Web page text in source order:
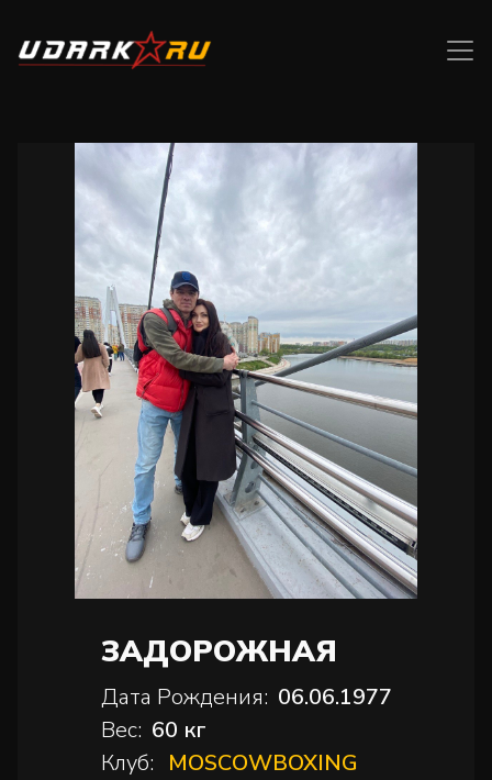
ЗАДОРОЖНАЯ
Дата Рождения: 06.06.1977
Вес: 60 кг
Клуб: MOSCOWBOXING